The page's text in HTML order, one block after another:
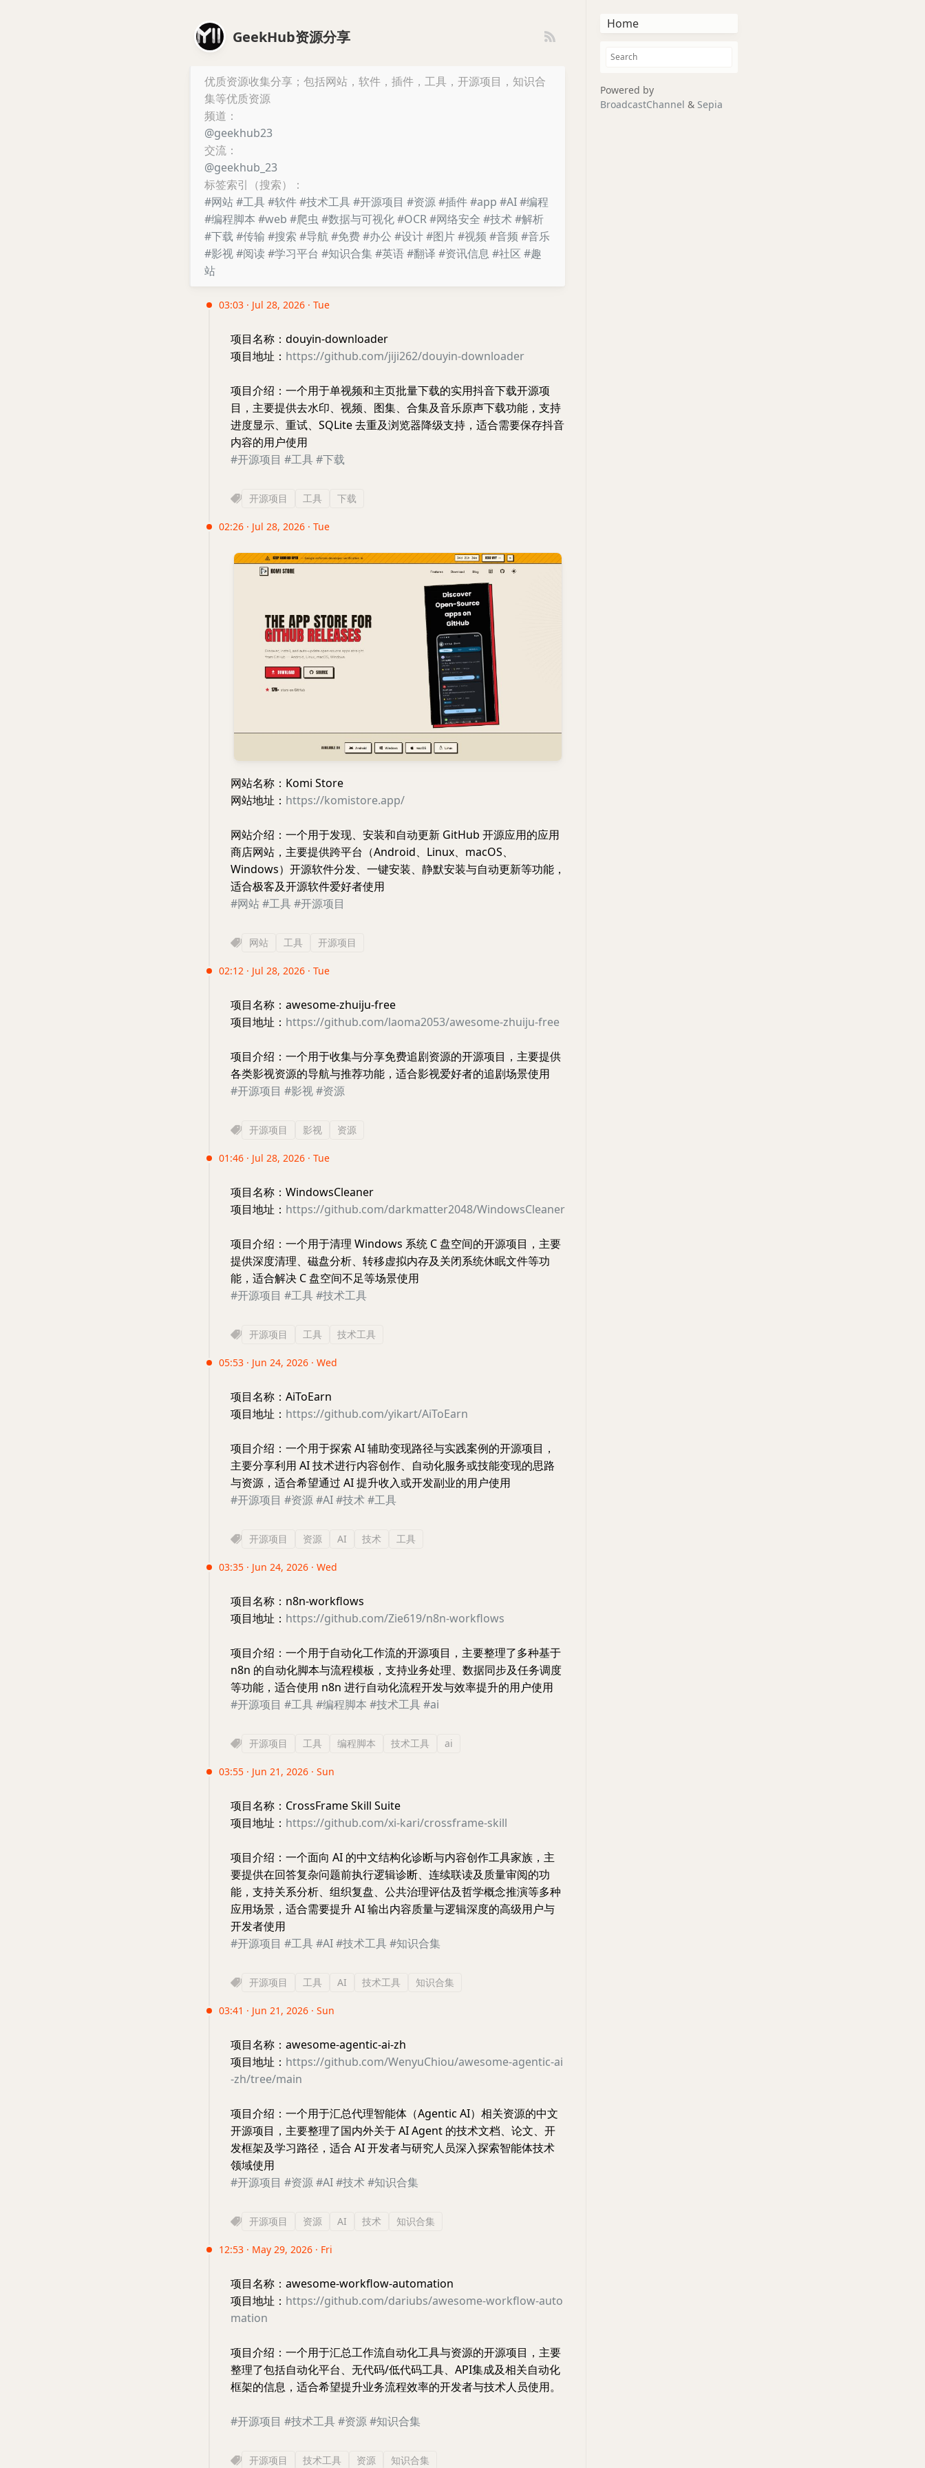
GeekHub资源分享
优质资源收集分享；包括网站，软件，插件，工具，开源项目，知识合
集等优质资源
频道：
@geekhub23
交流：
@geekhub_23
标签索引（搜索）：
#网站#工具#软件#技术工具#开源项目 #资源#插件#app #AI#编程
#编程脚本 #web #爬虫 #数据与可视化#OCR#网络安全 #技术#解析
#下载 #传输 #搜索 #导航#免费#办公 #设计#图片#视频 #音频 #音乐
#影视#阅读 #学习平台 #知识合集#英语#翻译 #资讯信息 #社区 #趣
站
03:03 · Jul 28, 2026 · Tue
项目名称：douyin-downloader
项目地址： https://github.com/jiji262/douyin-downloader
项目介绍：一个用于单视频和主页批量下载的实用抖音下载开源项
目，主要提供去水印、视频、图集、合集及音乐原声下载功能，支持
进度显示、重试、SQLite 去重及浏览器降级支持，适合需要保存抖音
内容的用户使用
#开源项目 #工具#下载
开源项目 工具 下载
02:26 · Jul 28, 2026 · Tue
网站名称：Komi Store
网站地址： https://komistore.app/
网站介绍：一个用于发现、安装和自动更新 GitHub 开源应用的应用
商店网站，主要提供跨平台（Android、Linux、macOS、
Windows）开源软件分发、一键安装、静默安装与自动更新等功能，
适合极客及开源软件爱好者使用
#网站#工具#开源项目
网站 工具 开源项目
02:12 · Jul 28, 2026 · Tue
项目名称：awesome-zhuiju-free
项目地址： https://github.com/laoma2053/awesome-zhuiju-free
项目介绍：一个用于收集与分享免费追剧资源的开源项目，主要提供
各类影视资源的导航与推荐功能，适合影视爱好者的追剧场景使用
#开源项目 #影视#资源
开源项目 影视 资源
01:46 · Jul 28, 2026 · Tue
项目名称：WindowsCleaner
项目地址： https://github.com/darkmatter2048/WindowsCleaner
项目介绍：一个用于清理 Windows 系统 C 盘空间的开源项目，主要
提供深度清理、磁盘分析、转移虚拟内存及关闭系统休眠文件等功
能，适合解决 C 盘空间不足等场景使用
#开源项目 #工具#技术工具
开源项目 工具 技术工具
05:53 · Jun 24, 2026 · Wed
项目名称：AiToEarn
项目地址： https://github.com/yikart/AiToEarn
项目介绍：一个用于探索 AI 辅助变现路径与实践案例的开源项目，
主要分享利用 AI 技术进行内容创作、自动化服务或技能变现的思路
与资源，适合希望通过 AI 提升收入或开发副业的用户使用
#开源项目 #资源#AI#技术#工具
开源项目 资源 AI 技术 工具
03:35 · Jun 24, 2026 · Wed
项目名称：n8n-workflows
项目地址： https://github.com/Zie619/n8n-workflows
项目介绍：一个用于自动化工作流的开源项目，主要整理了多种基于
n8n 的自动化脚本与流程模板，支持业务处理、数据同步及任务调度
等功能，适合使用 n8n 进行自动化流程开发与效率提升的用户使用
#开源项目 #工具#编程脚本 #技术工具#ai
开源项目 工具 编程脚本 技术工具 ai
03:55 · Jun 21, 2026 · Sun
项目名称：CrossFrame Skill Suite
项目地址： https://github.com/xi-kari/crossframe-skill
项目介绍：一个面向 AI 的中文结构化诊断与内容创作工具家族，主
要提供在回答复杂问题前执行逻辑诊断、连续联读及质量审阅的功
能，支持关系分析、组织复盘、公共治理评估及哲学概念推演等多种
应用场景，适合需要提升 AI 输出内容质量与逻辑深度的高级用户与
开发者使用
#开源项目 #工具#AI#技术工具#知识合集
开源项目 工具 AI 技术工具 知识合集
03:41 · Jun 21, 2026 · Sun
项目名称：awesome-agentic-ai-zh
项目地址： https://github.com/WenyuChiou/awesome-agentic-ai
-zh/tree/main
项目介绍：一个用于汇总代理智能体（Agentic AI）相关资源的中文
开源项目，主要整理了国内外关于 AI Agent 的技术文档、论文、开
发框架及学习路径，适合 AI 开发者与研究人员深入探索智能体技术
领域使用
#开源项目 #资源#AI#技术#知识合集
开源项目 资源 AI 技术 知识合集
12:53 · May 29, 2026 · Fri
项目名称：awesome-workflow-automation
项目地址： https://github.com/dariubs/awesome-workflow-auto
mation
项目介绍：一个用于汇总工作流自动化工具与资源的开源项目，主要
整理了包括自动化平台、无代码/低代码工具、API集成及相关自动化
框架的信息，适合希望提升业务流程效率的开发者与技术人员使用。
#开源项目 #技术工具#资源#知识合集
开源项目 技术工具 资源 知识合集
Home
Powered by
BroadcastChannel & Sepia